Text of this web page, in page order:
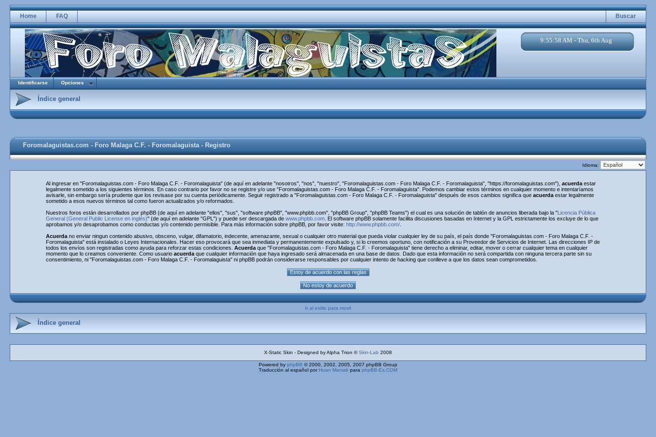
Home FAQ Buscar
9:55:58 AM - Thu, 6th Aug
Identificarse Opciones
Índice general
Foromalaguistas.com - Foro Malaga C.F. - Foromalaguista - Registro
Idioma:
Al ingresar en "Foromalaguistas.com - Foro Malaga C.F. - Foromalaguista" (de aquí en adelante "nosotros", "nos", "nuestro", "Foromalaguistas.com - Foro Malaga C.F. - Foromalaguista", "https://foromalaguistas.com"), acuerda estar
legalmente sometido a los siguientes términos. En caso contrario por favor no se registre y/o use "Foromalaguistas.com - Foro Malaga C.F. - Foromalaguista". Podemos cambiar estos términos en cualquier momento e intentaríamos
avisarle, sin embargo sería prudente que los revisase por su cuenta periódicamente. Seguir registrado a "Foromalaguistas.com - Foro Malaga C.F. - Foromalaguista" después de esos cambios significa que acuerda estar legalmente
sometido a esos nuevos términos tal como fueron actualizados y/o reformados.
Nuestros foros están desarrollados por phpBB (de aquí en adelante "ellos", "sus", "software phpBB", "www.phpbb.com", "phpBB Group", "phpBB Teams") el cual es una solución de tablón de anuncios liberada bajo la "Licencia Pública
General (General Public License en inglés)" (de aquí en adelante "GPL") y puede ser descargada de www.phpbb.com . El software phpBB solamente facilita discusiones basadas en Internet y la GPL estrictamente los excluye de lo que
aprobamos y/o desaprobamos como conductas y/o contenido permisible. Para más información sobre phpBB, por favor visite: http://www.phpbb.com/
Acuerda no enviar ningun contenido abusivo, obsceno, vulgar, difamatorio, indecente, amenazante, sexual o cualquier otro material que pueda violar cualquier ley de su país, el país donde "Foromalaguistas.com - Foro Malaga C.F. -
Foromalaguista" está instalado o Leyes Internacionales. Hacer eso provocará que sea inmediata y permanentemente expulsado y, si lo creemos oportuno, con notificación a su Proveedor de Servicios de Internet. Las direcciones IP de
todos los envíos son registradas como ayuda para reforzar estas condiciones. Acuerda que "Foromalaguistas.com - Foro Malaga C.F. - Foromalaguista" tiene derecho a eliminar, editar, mover o cerrar cualquier tema en cualquier
momento que lo creamos conveniente. Como usuario acuerda que cualquier información que haya ingresado será almacenada en una base de datos. Dado que esta información no será compartida con ninguna tercera parte sin su
consentimiento, ni "Foromalaguistas.com - Foro Malaga C.F. - Foromalaguista" ni phpBB podrán considerarse responsables por cualquier intento de hacking que conlleve a que los datos sean comprometidos.
Ir al estilo para movil
Índice general
X-Static Skin - Designed by Alpha Trion ©Skin-Lab 2008
Powered by phpBB © 2000, 2002, 2005, 2007 phpBB Group
Traducción al español por Huan Manwë para phpBB-Es.COM